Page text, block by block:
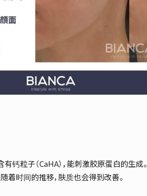
粒子（CaHA），能刺激胶原蛋白的生成。
时间的推移，肤质也会得到改善。